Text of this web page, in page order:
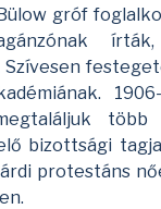
gróf
több
bizottsági
protestáns